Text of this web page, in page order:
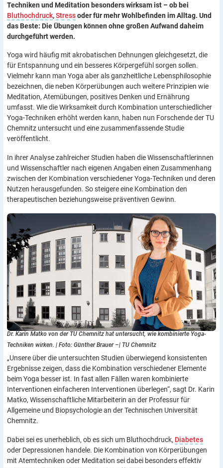
Techniken und Meditation besonders wirksam ist – ob bei
Bluthochdruck,Stressoder für mehr Wohlbefinden im Alltag. Und
das Beste: Die Übungen können ohne großen Aufwand daheim
durchgeführt werden.
Yoga wird häufig mit akrobatischen Dehnungen gleichgesetzt, die
für Entspannung und ein besseres Körpergefühl sorgen sollen.
Vielmehr kann man Yoga aber als ganzheitliche Lebensphilosophie
bezeichnen, die neben Körperübungen auch weitere Prinzipien wie
Meditation, Atemübungen, positives Denken und Ernährung
umfasst. Wie die Wirksamkeit durch Kombination unterschiedlicher
Yoga-Techniken erhöht werden kann, haben nun Forschende der TU
Chemnitz untersucht und eine zusammenfassende Studie
veröffentlicht.
In ihrer Analyse zahlreicher Studien haben die Wissenschaftlerinnen
und Wissenschaftler nach eigenen Angaben einen Zusammenhang
zwischen der Kombination verschiedener Yoga-Techniken und deren
Nutzen herausgefunden. So steigere eine Kombination den
therapeutischen beziehungsweise präventiven Gewinn.
Dr. Karin Matko von der TU Chemnitz hat untersucht, wie kombinierte Yoga-
Techniken wirken. | Foto: Günther Brauer –| TU Chemnitz
„Unsere über die untersuchten Studien überwiegend konsistenten
Ergebnisse zeigen, dass die Kombination verschiedener Elemente
beim Yoga besser ist. In fast allen Fällen waren kombinierte
Interventionen einfacheren Interventionen überlegen“, sagt Dr. Karin
Matko, Wissenschaftliche Mitarbeiterin an der Professur für
Allgemeine und Biopsychologie an der Technischen Universität
Chemnitz.
Dabei sei es unerheblich, ob es sich um Bluthochdruck, Diabetes
oder Depressionen handele. Die Kombination von Körperübungen
mit Atemtechniken oder Meditation sei dabei besonders effektiv